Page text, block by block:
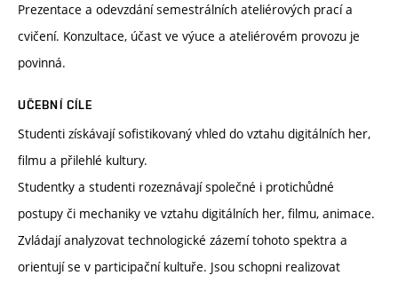
Prezentace a odevzdání semestrálních ateliérových prací a
cvičení. Konzultace, účast ve výuce a ateliérovém provozu je
povinná.
UČEBNÍ CÍLE
Studenti získávají sofistikovaný vhled do vztahu digitálních her,
filmu a přilehlé kultury.
Studentky a studenti rozeznávají společné i protichůdné
postupy či mechaniky ve vztahu digitálních her, filmu, animace.
Zvládají analyzovat technologické zázemí tohoto spektra a
orientují se v participační kultuře. Jsou schopni realizovat